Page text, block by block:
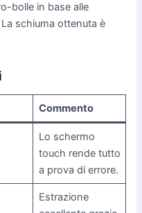
bolle in base alle
schiuma ottenuta è
Commento
Lo schermo
touch rende tutto
a prova di errore.
Estrazione